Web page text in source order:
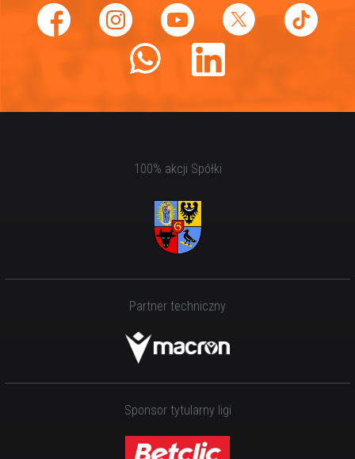
100% akcji Spółki
Partner techniczny
Sponsor tytularny ligi